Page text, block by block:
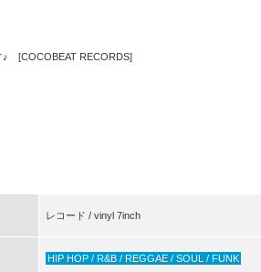
♪ [COCOBEAT RECORDS]
レコード / vinyl 7inch
HIP HOP / R&B / REGGAE / SOUL / FUNK